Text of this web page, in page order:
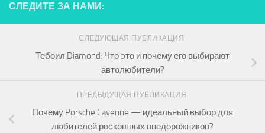
СЛЕДИТЕ ЗА НАМИ:
СЛЕДУЮЩАЯ ПУБЛИКАЦИЯ
Тебоил Diamond: Что это и почему его выбирают
автолюбители?
ПРЕДЫДУЩАЯ ПУБЛИКАЦИЯ
Почему Porsche Cayenne — идеальный выбор для
любителей роскошных внедорожников?